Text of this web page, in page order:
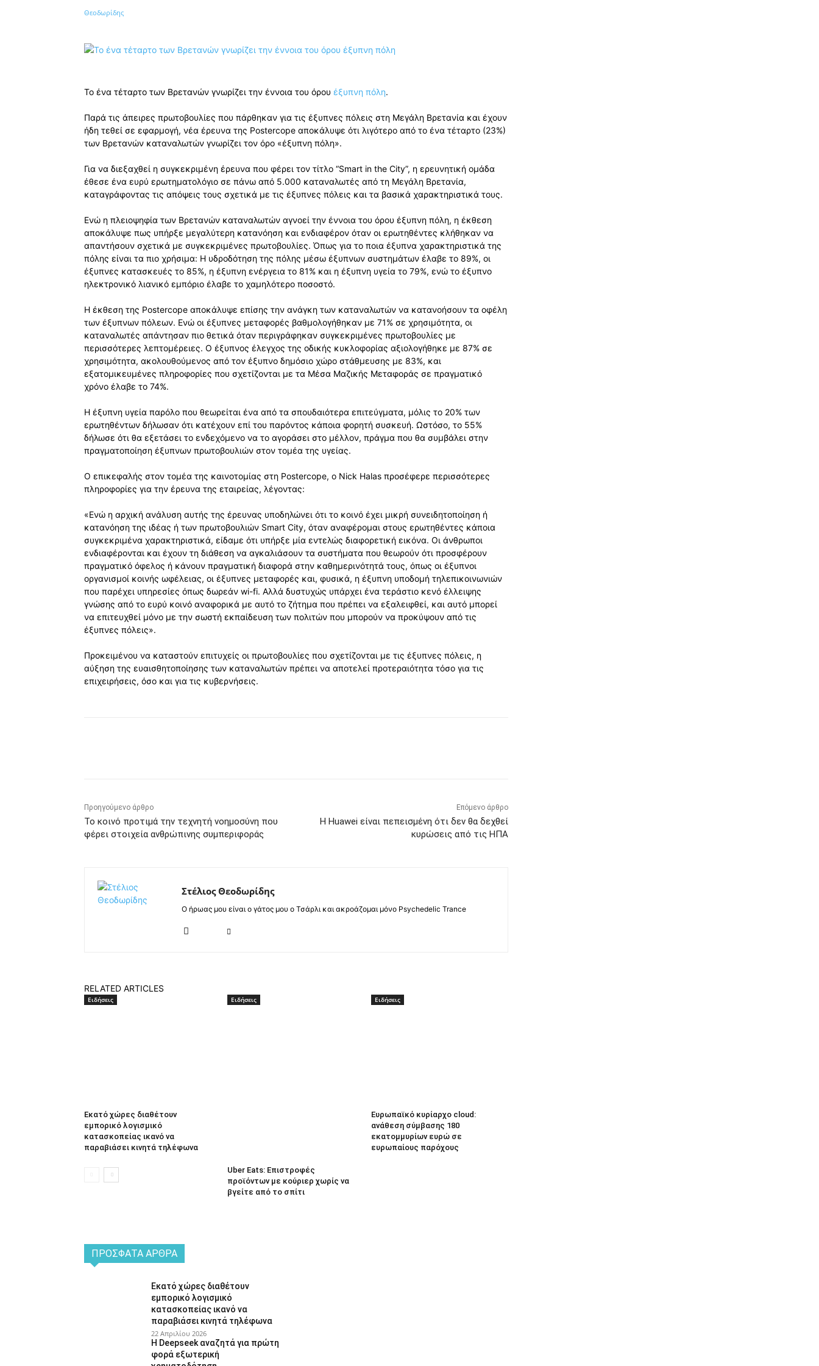
Κοινοποίηση
Το ένα τέταρτο των Βρετανών γνωρίζει την έννοια του όρου έξυπνη πόλη.
Παρά τις άπειρες πρωτοβουλίες που πάρθηκαν για τις έξυπνες πόλεις στη Μεγάλη Βρετανία και έχουν
ήδη τεθεί σε εφαρμογή, νέα έρευνα της Postercope αποκάλυψε ότι λιγότερο από το ένα τέταρτο (23%)
των Βρετανών καταναλωτών γνωρίζει τον όρο «έξυπνη πόλη».
Για να διεξαχθεί η συγκεκριμένη έρευνα που φέρει τον τίτλο “Smart in the City”, η ερευνητική ομάδα
έθεσε ένα ευρύ ερωτηματολόγιο σε πάνω από 5.000 καταναλωτές από τη Μεγάλη Βρετανία,
καταγράφοντας τις απόψεις τους σχετικά με τις έξυπνες πόλεις και τα βασικά χαρακτηριστικά τους.
Ενώ η πλειοψηφία των Βρετανών καταναλωτών αγνοεί την έννοια του όρου έξυπνη πόλη, η έκθεση
αποκάλυψε πως υπήρξε μεγαλύτερη κατανόηση και ενδιαφέρον όταν οι ερωτηθέντες κλήθηκαν να
απαντήσουν σχετικά με συγκεκριμένες πρωτοβουλίες. Όπως για το ποια έξυπνα χαρακτηριστικά της
πόλης είναι τα πιο χρήσιμα: Η υδροδότηση της πόλης μέσω έξυπνων συστημάτων έλαβε το 89%, οι
έξυπνες κατασκευές το 85%, η έξυπνη ενέργεια το 81% και η έξυπνη υγεία το 79%, ενώ το έξυπνο
ηλεκτρονικό λιανικό εμπόριο έλαβε το χαμηλότερο ποσοστό.
Η έκθεση της Postercope αποκάλυψε επίσης την ανάγκη των καταναλωτών να κατανοήσουν τα οφέλη
των έξυπνων πόλεων. Ενώ οι έξυπνες μεταφορές βαθμολογήθηκαν με 71% σε χρησιμότητα, οι
καταναλωτές απάντησαν πιο θετικά όταν περιγράφηκαν συγκεκριμένες πρωτοβουλίες με
περισσότερες λεπτομέρειες. Ο έξυπνος έλεγχος της οδικής κυκλοφορίας αξιολογήθηκε με 87% σε
χρησιμότητα, ακολουθούμενος από τον έξυπνο δημόσιο χώρο στάθμευσης με 83%, και
εξατομικευμένες πληροφορίες που σχετίζονται με τα Μέσα Μαζικής Μεταφοράς σε πραγματικό
χρόνο έλαβε το 74%.
Η έξυπνη υγεία παρόλο που θεωρείται ένα από τα σπουδαιότερα επιτεύγματα, μόλις το 20% των
ερωτηθέντων δήλωσαν ότι κατέχουν επί του παρόντος κάποια φορητή συσκευή. Ωστόσο, το 55%
δήλωσε ότι θα εξετάσει το ενδεχόμενο να το αγοράσει στο μέλλον, πράγμα που θα συμβάλει στην
πραγματοποίηση έξυπνων πρωτοβουλιών στον τομέα της υγείας.
Ο επικεφαλής στον τομέα της καινοτομίας στη Postercope, ο Nick Halas προσέφερε περισσότερες
πληροφορίες για την έρευνα της εταιρείας, λέγοντας:
«Ενώ η αρχική ανάλυση αυτής της έρευνας υποδηλώνει ότι το κοινό έχει μικρή συνειδητοποίηση ή
κατανόηση της ιδέας ή των πρωτοβουλιών Smart City, όταν αναφέρομαι στους ερωτηθέντες κάποια
συγκεκριμένα χαρακτηριστικά, είδαμε ότι υπήρξε μία εντελώς διαφορετική εικόνα. Οι άνθρωποι
ενδιαφέρονται και έχουν τη διάθεση να αγκαλιάσουν τα συστήματα που θεωρούν ότι προσφέρουν
πραγματικό όφελος ή κάνουν πραγματική διαφορά στην καθημερινότητά τους, όπως οι έξυπνοι
οργανισμοί κοινής ωφέλειας, οι έξυπνες μεταφορές και, φυσικά, η έξυπνη υποδομή τηλεπικοινωνιών
που παρέχει υπηρεσίες όπως δωρεάν wi-fi. Αλλά δυστυχώς υπάρχει ένα τεράστιο κενό έλλειψης
γνώσης από το ευρύ κοινό αναφορικά με αυτό το ζήτημα που πρέπει να εξαλειφθεί, και αυτό μπορεί
να επιτευχθεί μόνο με την σωστή εκπαίδευση των πολιτών που μπορούν να προκύψουν από τις
έξυπνες πόλεις».
Προκειμένου να καταστούν επιτυχείς οι πρωτοβουλίες που σχετίζονται με τις έξυπνες πόλεις, η
αύξηση της ευαισθητοποίησης των καταναλωτών πρέπει να αποτελεί προτεραιότητα τόσο για τις
επιχειρήσεις, όσο και για τις κυβερνήσεις.
Προηγούμενο άρθρο
Το κοινό προτιμά την τεχνητή νοημοσύνη που
φέρει στοιχεία ανθρώπινης συμπεριφοράς
Επόμενο άρθρο
Η Huawei είναι πεπεισμένη ότι δεν θα δεχθεί
κυρώσεις από τις ΗΠΑ
Στέλιος Θεοδωρίδης
Ο ήρωας μου είναι ο γάτος μου ο Τσάρλι και ακροάζομαι μόνο Psychedelic Trance
RELATED ARTICLES
Ειδήσεις
Εκατό χώρες διαθέτουν
εμπορικό λογισμικό
κατασκοπείας ικανό να
παραβιάσει κινητά τηλέφωνα
Ειδήσεις
Uber Eats: Επιστροφές
προϊόντων με κούριερ χωρίς να
βγείτε από το σπίτι
Ειδήσεις
Ευρωπαϊκό κυρίαρχο cloud:
ανάθεση σύμβασης 180
εκατομμυρίων ευρώ σε
ευρωπαίους παρόχους
ΠΡΌΣΦΑΤΑ ΆΡΘΡΑ
Εκατό χώρες διαθέτουν
εμπορικό λογισμικό
κατασκοπείας ικανό να
παραβιάσει κινητά τηλέφωνα
22 Απριλίου 2026
Η Deepseek αναζητά για πρώτη
φορά εξωτερική